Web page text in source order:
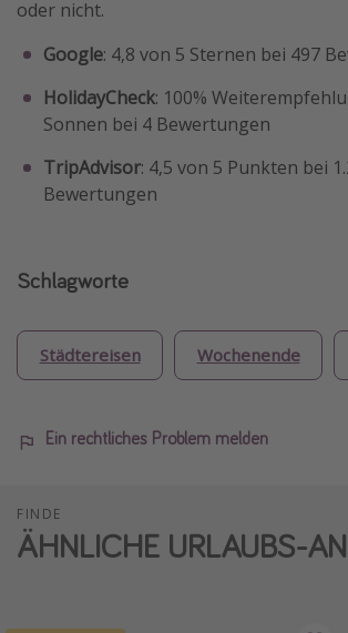
oder nicht.
Google: 4,8 von 5 Sternen bei 497
HolidayCheck: 100%
Sonnen bei 4 Bewertungen
TripAdvisor: 4,5 von 5 Punkten bei
Bewertungen
Schlagworte
Städtereisen Wochenende
Ein rechtliches Problem melden
FINDE
ÄHNLICHE URLAUBS-